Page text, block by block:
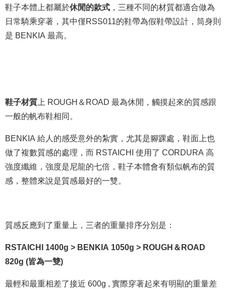
鞋子本體上都屬於休閒的款式 ，三種不同的材質都適合做為
日常騎乘穿著，其中僅RSS011的鞋帶為假鞋帶設計，筒身則
是 BENKIA 最高。
鞋子材質 上 ROUGH＆ROAD 最為休閒，觸摸起來的質感跟
一般的帆布鞋相同。
BENKIA 給人的感受意外的紮實，尤其是腳踝處，鞋面上也
做了複數質感的處理，而 RSTAICHI 使用了 CORDURA 高
強度纖維，強度是尼龍的七倍，鞋子本體會有類似帆布的質
感，整體來說是質感最好的一雙。
質感反應到了重量上，三者的重量排序分別是：
RSTAICHI 1400g > BENKIA 1050g > ROUGH＆ROAD
820g (皆為一雙)
最輕和最重相差了接近 600g , 實際穿著起來有明顯的重量差